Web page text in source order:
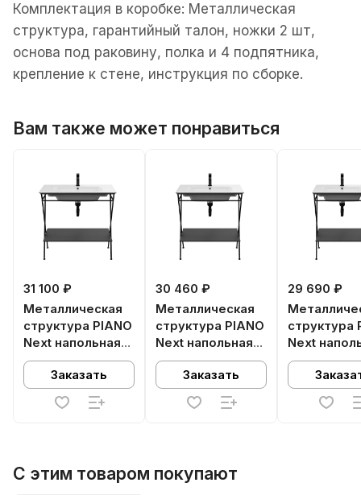
Комплектация в коробке: Металлическая
структура, гарантийный талон, ножки 2 шт,
основа под раковину, полка и 4 подпятника,
крепление к стене, инструкция по сборке.
Вам также может понравиться
31 100 ₽
Металлическая
структура PIANO
Next напольная
85, черная
матовая
Заказать
30 460 ₽
Металлическая
структура PIANO
Next напольная
75, черная
матовая
Заказать
29 690 ₽
структура
Next
65, черная
матовая
С этим товаром покупают